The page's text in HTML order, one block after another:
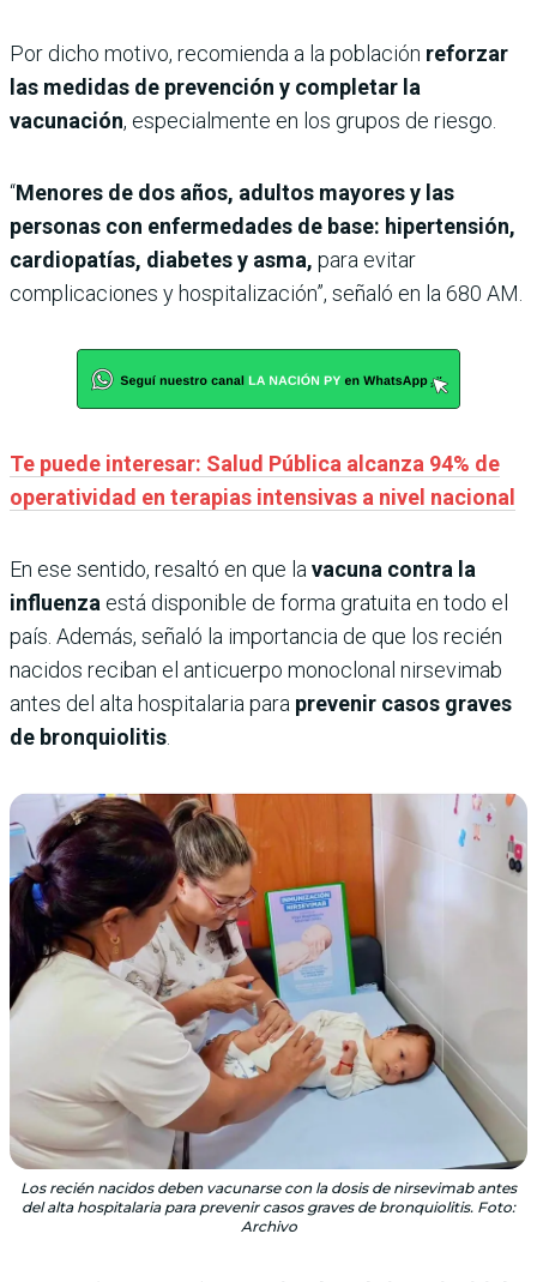
Por dicho motivo, recomienda a la población reforzar
las medidas de prevención y completar la
vacunación, especialmente en los grupos de riesgo.
“Menores de dos años, adultos mayores y las
personas con enfermedades de base: hipertensión,
cardiopatías, diabetes y asma, para evitar
complicaciones y hospitalización”, señaló en la 680 AM.
Te puede interesar: Salud Pública alcanza 94% de
operatividad en terapias intensivas a nivel nacional
En ese sentido, resaltó en que la vacuna contra la
influenza está disponible de forma gratuita en todo el
país. Además, señaló la importancia de que los recién
nacidos reciban el anticuerpo monoclonal nirsevimab
antes del alta hospitalaria para prevenir casos graves
de bronquiolitis
Los recién nacidos deben vacunarse con la dosis de nirsevimab antes
del alta hospitalaria para prevenir casos graves de bronquiolitis. Foto:
Archivo